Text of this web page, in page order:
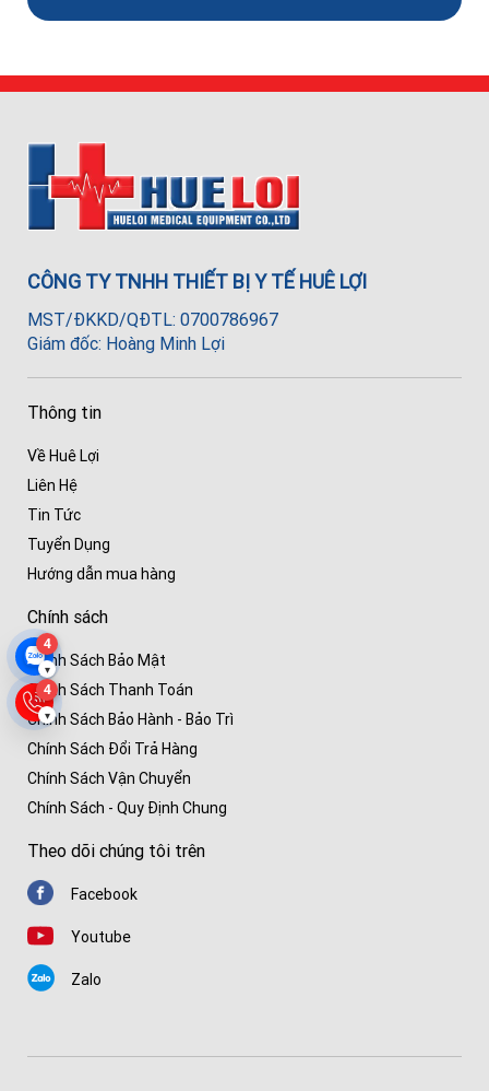
4
▾
4
▾
CÔNG TY TNHH THIẾT BỊ Y TẾ HUÊ LỢI
MST/ĐKKD/QĐTL: 0700786967
Giám đốc: Hoàng Minh Lợi
Thông tin
Về Huê Lợi
Liên Hệ
Tin Tức
Tuyển Dụng
Hướng dẫn mua hàng
Chính sách
Chính Sách Bảo Mật
Chính Sách Thanh Toán
Chính Sách Bảo Hành - Bảo Trì
Chính Sách Đổi Trả Hàng
Chính Sách Vận Chuyển
Chính Sách - Quy Định Chung
Theo dõi chúng tôi trên
Facebook
Youtube
Zalo